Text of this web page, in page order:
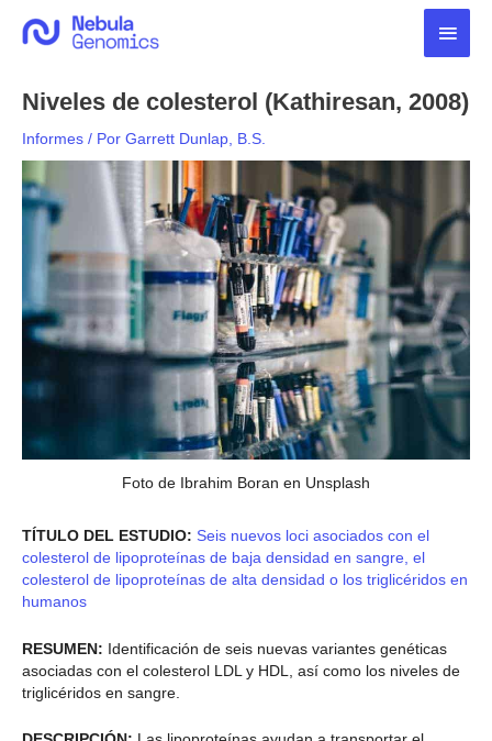
Niveles de colesterol (Kathiresan, 2008)
Informes / Por Garrett Dunlap, B.S.
Foto de Ibrahim Boran en Unsplash
TÍTULO DEL ESTUDIO: Seis nuevos loci asociados con el
colesterol de lipoproteínas de baja densidad en sangre, el
colesterol de lipoproteínas de alta densidad o los triglicéridos en
humanos
RESUMEN: Identificación de seis nuevas variantes genéticas
asociadas con el colesterol LDL y HDL, así como los niveles de
triglicéridos en sangre.